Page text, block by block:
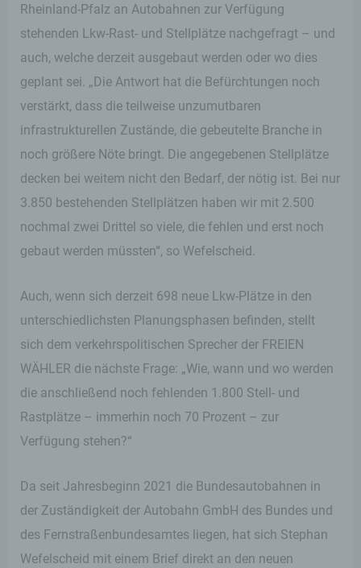
Rheinland-Pfalz an Autobahnen zur Verfügung
stehenden Lkw-Rast- und Stellplätze nachgefragt – und
auch, welche derzeit ausgebaut werden oder wo dies
geplant sei. „Die Antwort hat die Befürchtungen noch
verstärkt, dass die teilweise unzumutbaren
infrastrukturellen Zustände, die gebeutelte Branche in
noch größere Nöte bringt. Die angegebenen Stellplätze
decken bei weitem nicht den Bedarf, der nötig ist. Bei nur
3.850 bestehenden Stellplätzen haben wir mit 2.500
nochmal zwei Drittel so viele, die fehlen und erst noch
gebaut werden müssten“, so Wefelscheid.
Auch, wenn sich derzeit 698 neue Lkw-Plätze in den
unterschiedlichsten Planungsphasen befinden, stellt
sich dem verkehrspolitischen Sprecher der FREIEN
WÄHLER die nächste Frage: „Wie, wann und wo werden
die anschließend noch fehlenden 1.800 Stell- und
Rastplätze – immerhin noch 70 Prozent – zur
Verfügung stehen?“
Da seit Jahresbeginn 2021 die Bundesautobahnen in
der Zuständigkeit der Autobahn GmbH des Bundes und
des Fernstraßenbundesamtes liegen, hat sich Stephan
Wefelscheid mit einem Brief direkt an den neuen